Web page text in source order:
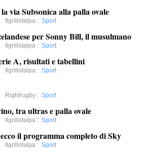
via Subsonica alla palla ovale
Ilgrillotalpa : Sport
per Sonny Bill, il musulmano
Ilgrillotalpa : Sport
A, risultati e tabellini
Ilgrillotalpa : Sport
Rightrugby : Sport
tra ultras e palla ovale
Ilgrillotalpa : Sport
il programma completo di Sky
Ilgrillotalpa : Sport